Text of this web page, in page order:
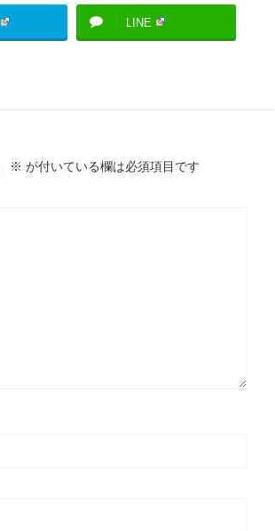
LINE
※ が付いている欄は必須項目です